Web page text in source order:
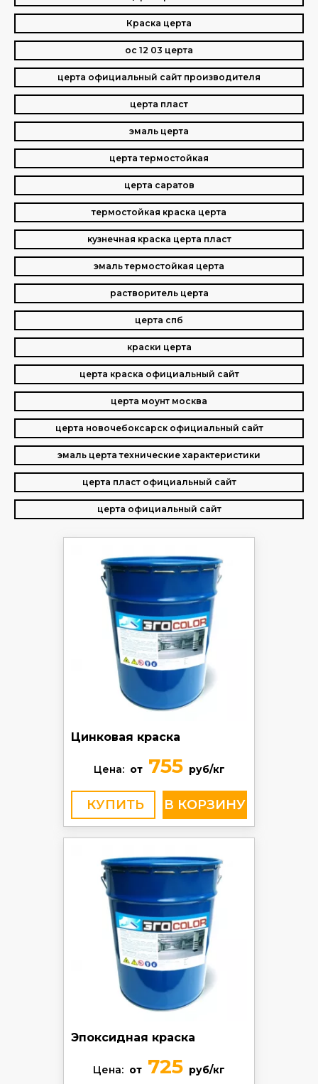
Краска церта
ос 12 03 церта
церта официальный сайт производителя
церта пласт
эмаль церта
церта термостойкая
церта саратов
термостойкая краска церта
кузнечная краска церта пласт
эмаль термостойкая церта
растворитель церта
церта спб
краски церта
церта краска официальный сайт
церта моунт москва
церта новочебоксарск официальный сайт
эмаль церта технические характеристики
церта пласт официальный сайт
церта официальный сайт
Цинковая краска
Цена: от755 руб/кг
КУПИТЬ
Эпоксидная краска
Цена: от 725 руб/кг